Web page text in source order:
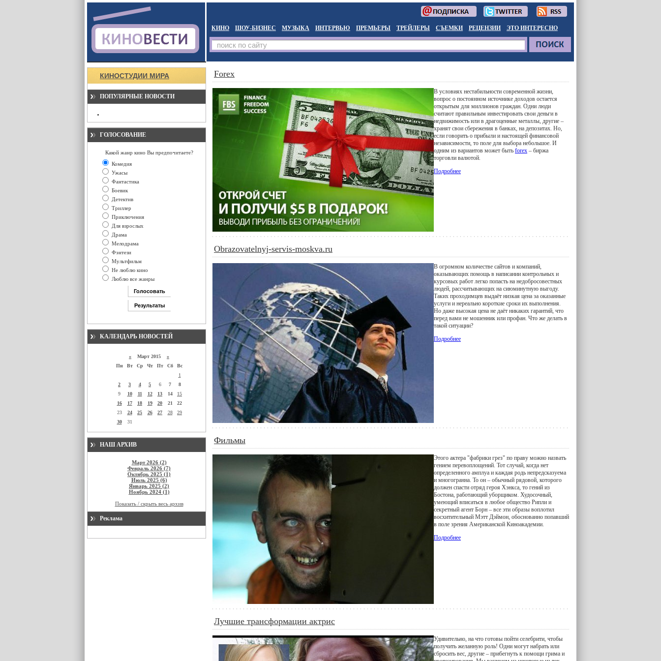
КИНО ШОУ-БИЗНЕС МУЗЫКА ИНТЕРВЬЮ ПРЕМЬЕРЫ ТРЕЙЛЕРЫ СЪЕМКИ РЕЦЕНЗИИ ЭТО ИНТЕРЕСНО
КИНОСТУДИИ МИРА
ПОПУЛЯРНЫЕ НОВОСТИ
ГОЛОСОВАНИЕ
Какой жанр кино Вы предпочитаете?
Комедия
Ужасы
Фантастика
Боевик
Детектив
Триллер
Приключения
Для взрослых
Драма
Мелодрама
Фэнтези
Мультфильм
Не люблю кино
Люблю все жанры
КАЛЕНДАРЬ НОВОСТЕЙ
« Март 2015 »
Пн
Вт Ср Чт Пт Сб
Вс
1
2
3 4 5 6 7
8
9
10 11 12 13 14
15
16
17 18 19 20 21
22
23
24 25 26 27 28
29
30
31
НАШ АРХИВ
Март 2026 (2)
Февраль 2026 (7)
Октябрь 2025 (1)
Июль 2025 (6)
Январь 2025 (2)
Ноябрь 2024 (1)
Показать / скрыть весь архив
Реклама
Forex
В условиях нестабильности современной жизни,
вопрос о постоянном источнике доходов остается
открытым для миллионов граждан. Одни люди
считают правильным инвестировать свои деньги в
недвижимость или в драгоценные металлы, другие –
хранят свои сбережения в банках, на депозитах. Но,
если говорить о прибыли и настоящей финансовой
независимости, то поле для выбора небольшое. И
одним из вариантов может быть forex – биржа
торговли валютой.
Подробнее
Obrazovatelnyj-servis-moskva.ru
В огромном количестве сайтов и компаний,
оказывающих помощь в написании контрольных и
курсовых работ легко попасть на недобросовестных
людей, рассчитывающих на сиюминутную выгоду.
Таких проходимцев выдаёт низкая цена за оказанные
услуги и нереально короткие сроки их выполнения.
Но даже высокая цена не даёт никаких гарантий, что
перед вами не мошенник или профан. Что же делать в
такой ситуации?
Подробнее
Фильмы
Этого актера "фабрики грез" по праву можно назвать
гением перевоплощений. Тот случай, когда нет
определенного амплуа и каждая родь непредсказуема
и многогранна. То он – обычный рядовой, которого
должен спасти отряд героя Хэнкса, то гений из
Бостона, работающий уборщиком. Худосочный,
умеющий вписаться в любое общество Рипли и
секретный агент Борн – все эти образы воплотил
восхитительный Мэтт Дэймон, обоснованно попавший
в поле зрения Американской Киноакадемии.
Подробнее
Лучшие трансформации актрис
Удивительно, на что готовы пойти селебрити, чтобы
получить желанную роль! Одни могут набрать или
сбросить вес, другие – прибегнуть к помощи грима и